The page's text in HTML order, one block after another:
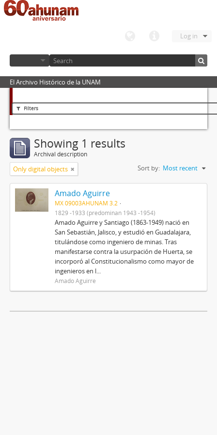
Log in
El Archivo Histórico de la UNAM
Filters
Showing 1 results
Archival description
Only digital objects Sort by: Most recent
Amado Aguirre
MX 09003AHUNAM 3.2
1829 -1933 (predominan 1943 -1954)
Amado Aguirre y Santiago (1863-1949) nació en
San Sebastián, Jalisco, y estudió en Guadalajara,
titulándose como ingeniero de minas. Tras
manifestarse contra la usurpación de Huerta, se
incorporó al Constitucionalismo como mayor de
ingenieros en l...
Amado Aguirre